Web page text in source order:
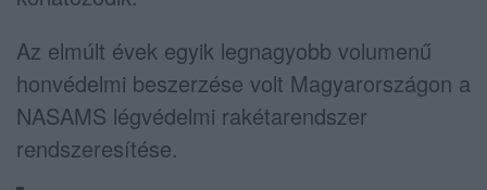
Az elmúlt évek egyik legnagyobb volumenű
honvédelmi beszerzése volt Magyarországon a
NASAMS légvédelmi rakétarendszer
rendszeresítése.